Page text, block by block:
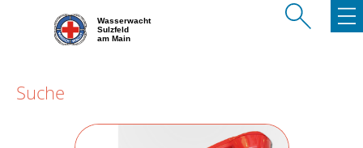
Wasserwacht
Sulzfeld
am Main
Suche